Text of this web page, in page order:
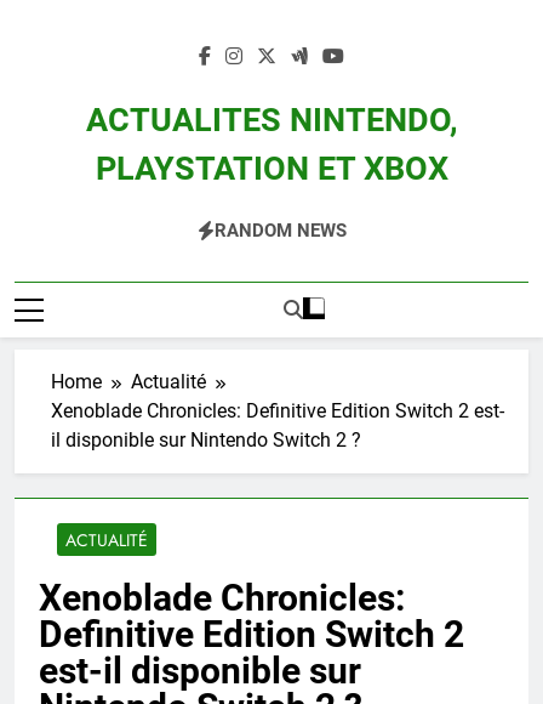
ACTUALITES NINTENDO,
PLAYSTATION ET XBOX
Zelda, Splatoon, Pokemon Entre Autres
RANDOM NEWS
Home
Actualité
Xenoblade Chronicles: Definitive Edition Switch 2 est-
il disponible sur Nintendo Switch 2 ?
ACTUALITÉ
Xenoblade Chronicles:
Definitive Edition Switch 2
est-il disponible sur